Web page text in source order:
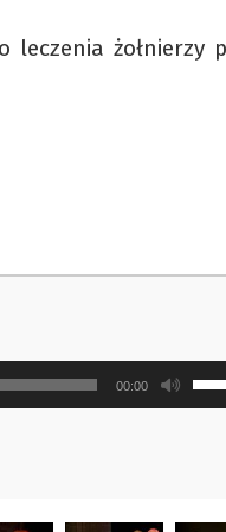
żołnierzy
00:00